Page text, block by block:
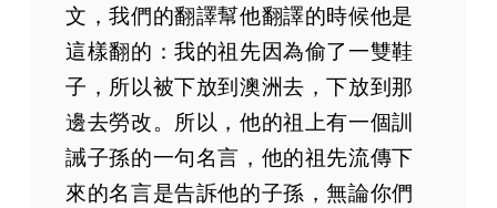
文，我們的翻譯幫他翻譯的時候他是
這樣翻的：我的祖先因為偷了一雙鞋
子，所以被下放到澳洲去，下放到那
邊去勞改。所以，他的祖上有一個訓
誡子孫的一句名言，他的祖先流傳下
來的名言是告訴他的子孫，無論你們